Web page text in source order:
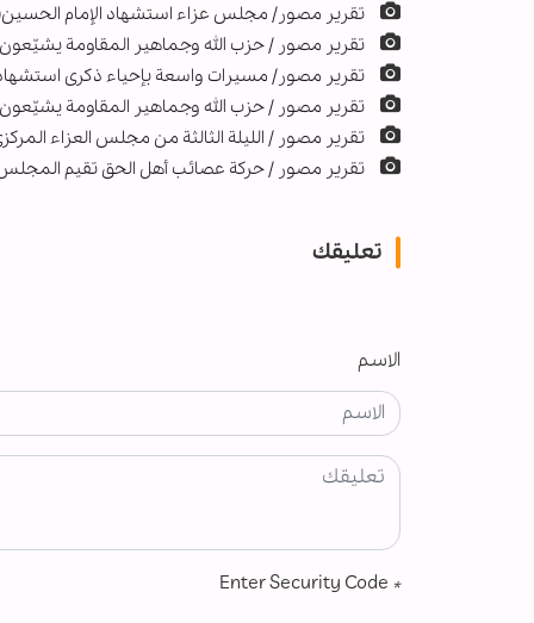
تقرير مصور/ مجلس عزاء استشهاد الإمام
تقرير مصور / حزب الله وجماهير المقاومة
تقرير مصور/ مسيرات واسعة بإحياء ذكرى
تقرير مصور / حزب الله وجماهير المقاومة
تقرير مصور / الليلة الثالثة من مجلس العزاء
تقرير مصور / حركة عصائب أهل الحق تقيم المجلس
تعليقك
الاسم
*